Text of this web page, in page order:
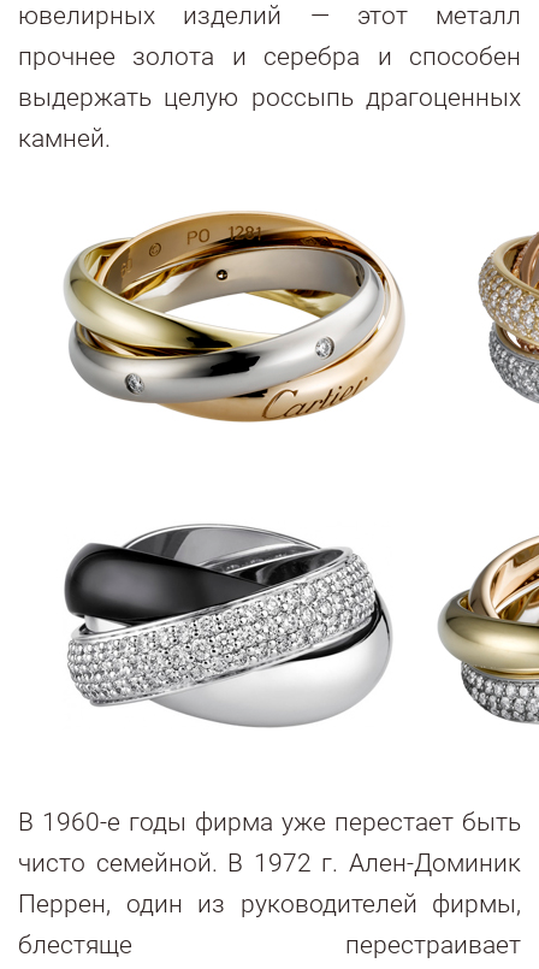
ювелирных изделий — этот металл
прочнее золота и серебра и способен
выдержать целую россыпь драгоценных
камней.
В 1960-е годы фирма уже перестает быть
чисто семейной. В 1972 г. Ален-Доминик
Перрен, один из руководителей фирмы,
блестяще перестраивает